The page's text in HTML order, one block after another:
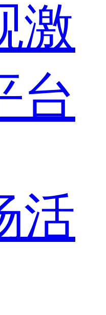
激
台
活